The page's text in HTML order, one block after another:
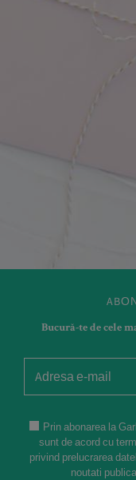
Bucură-te de cele
Prin abonarea la
sunt de acord cu
privind prelucrarea
noutati